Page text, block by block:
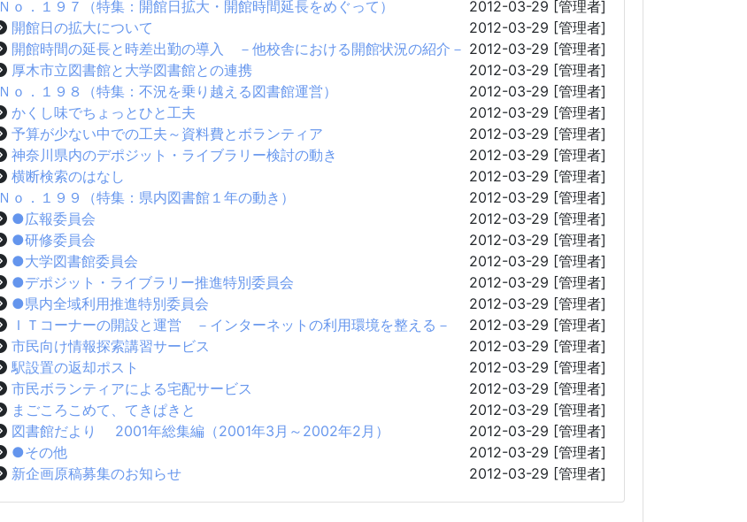
Ｎｏ．１９７（特集：開館日拡大・開館時間延長をめぐって）
2012-03-29 [管理者]
開館日の拡大について
2012-03-29 [管理者]
開館時間の延長と時差出勤の導入 －他校舎における開館状況の紹介－ 2012-03-29 [管理者]
厚木市立図書館と大学図書館との連携
2012-03-29 [管理者]
Ｎｏ．１９８（特集：不況を乗り越える図書館運営）
2012-03-29 [管理者]
かくし味でちょっとひと工夫
2012-03-29 [管理者]
予算が少ない中での工夫～資料費とボランティア
2012-03-29 [管理者]
神奈川県内のデポジット・ライブラリー検討の動き
2012-03-29 [管理者]
横断検索のはなし
2012-03-29 [管理者]
Ｎｏ．１９９（特集：県内図書館１年の動き）
2012-03-29 [管理者]
●広報委員会
2012-03-29 [管理者]
●研修委員会
2012-03-29 [管理者]
●大学図書館委員会
2012-03-29 [管理者]
●デポジット・ライブラリー推進特別委員会
2012-03-29 [管理者]
●県内全域利用推進特別委員会
2012-03-29 [管理者]
ＩＴコーナーの開設と運営 －インターネットの利用環境を整える－
2012-03-29 [管理者]
市民向け情報探索講習サービス
2012-03-29 [管理者]
駅設置の返却ポスト
2012-03-29 [管理者]
市民ボランティアによる宅配サービス
2012-03-29 [管理者]
まごころこめて、てきぱきと
2012-03-29 [管理者]
図書館だより 2001年総集編（2001年3月～2002年2月）
2012-03-29 [管理者]
●その他
2012-03-29 [管理者]
新企画原稿募集のお知らせ
2012-03-29 [管理者]